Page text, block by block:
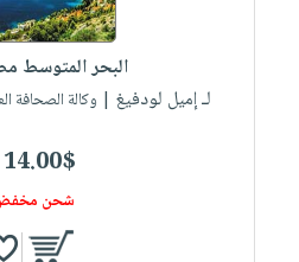
البحر المتوسط
لـ إميل لودفيغ | وكالة الصحافة
14.00$
شحن